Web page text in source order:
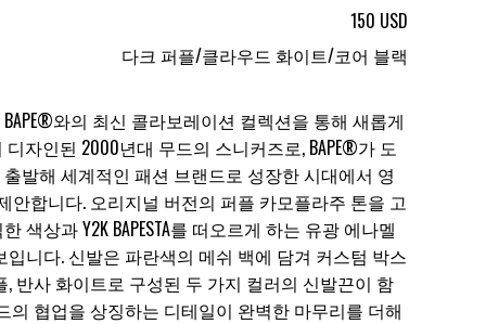
150 USD
다크 퍼플/클라우드 화이트/코어 블랙
와의 최신 콜라보레이션 컬렉션을 통해 새롭게
자인된 2000년대 무드의 스니커즈로, BAPE®가 도
발해 세계적인 패션 브랜드로 성장한 시대에서 영
안합니다. 오리지널 버전의 퍼플 카모플라주 톤을 고
색상과 Y2K BAPESTA를 떠오르게 하는 유광 에나멜
니다. 신발은 파란색의 메쉬 백에 담겨 커스텀 박스
반사 화이트로 구성된 두 가지 컬러의 신발끈이 함
의 협업을 상징하는 디테일이 완벽한 마무리를 더해